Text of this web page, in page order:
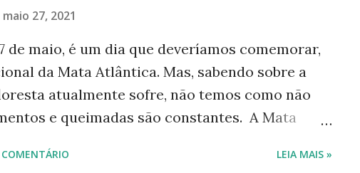
maio 27, 2021
de maio, é um dia que deveríamos comemorar,
da Mata Atlântica. Mas, sabendo sobre a
atualmente sofre, não temos como não
e queimadas são constantes. A Mata
Atlântica Pequena, vermelha e adocicada:
LEIA MAIS »